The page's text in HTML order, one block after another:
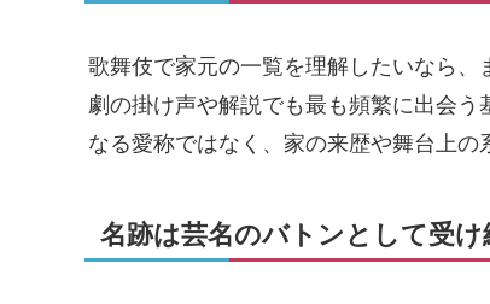
歌舞伎で家元の一覧を理解したいなら
劇の掛け声や解説でも最も頻繁に出会
なる愛称ではなく、家の来歴や舞台上の
名跡は芸名のバトンとして受け